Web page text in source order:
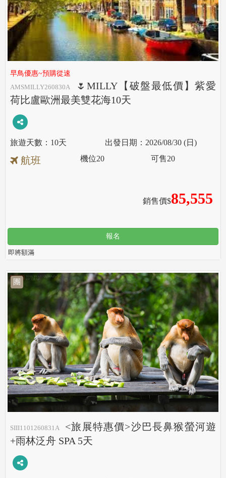
早鳥優惠~預購從速
AMSMILLY260830A
🌷MILLY【破盤最低價】紫愛
荷比盧歐洲最美雙花海10天
10天 2026/08/30 (日)
航班
銷售價$85,555
機位20 可售20
報名
即將額滿
團
SIII1101260831A
<旅展特惠價>沙巴長鼻猴螢河遊
+雨林泛舟 SPA 5天